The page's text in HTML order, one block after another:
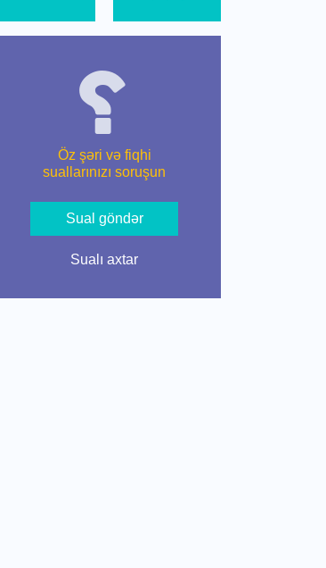
Öz şəri və fiqhi
suallarınızı soruşun
Sual göndər
Sualı axtar